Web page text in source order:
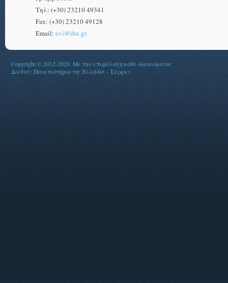
Τηλ: (+30) 23210 49341
Fax: (+30) 23210 49128
Email: evi@ihu.gr
Copyright © 2012-2020. Με την επιφύλαξη κάθε δικαιώματος
Διεθνές Πανεπιστήμιο της Ελλάδος - Σέρρες